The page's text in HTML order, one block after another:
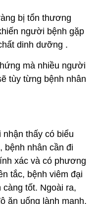
bị tổn thương
người bệnh gặp
dinh dưỡng .
mà nhiều người
tùy từng bệnh nhân
thấy có biểu
bệnh nhân cần đi
xác và có phương
tắc, bệnh viêm đại
tốt. Ngoài ra,
ăn uống lành mạnh,